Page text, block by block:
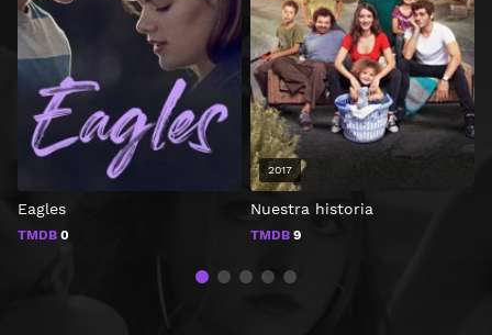
Eagles
TMDB 0
Nuestra historia
TMDB 9
2017